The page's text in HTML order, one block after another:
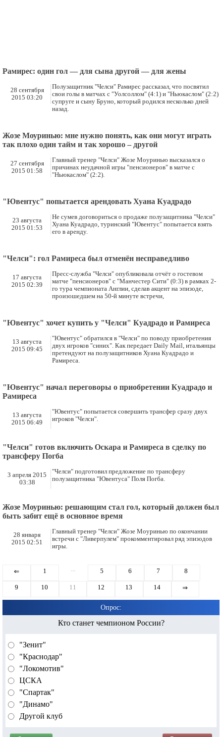
Рамирес: один гол — для сына другой — для жены
28 сентября
2015 03:20
Полузащитник "Челси" Рамирес рассказал, что посвятил
свои голы в матчах с "Уолсоллом" (4:1) и "Ньюкаслом" (2:2)
супруге и сыну Бруно, который родился несколько дней
назад.
Жозе Моуринью: мне нужно понять, как они могут играть
так плохо один тайм и так хорошо – другой
27 сентября
2015 01:58
Главный тренер "Челси" Жозе Моуринью высказался о
причинах неудачной игры "пенсионеров" в матче с
"Ньюкаслом" (2:2).
"Ювентус" попытается арендовать Хуана Куадрадо
23 августа
2015 01:53
Не сумев договориться о продаже полузащитника "Челси"
Хуана Куадрадо, туринский "Ювентус" попытается взять
его в аренду.
"Челси": гол Рамиреса был отменён несправедливо
17 августа
2015 02:39
Пресс-служба "Челси" опубликовала отчёт о гостевом
матче "пенсионеров" с "Манчестер Сити" (0:3) в рамках 2-
го тура чемпионата Англии, сделав акцент на эпизоде,
произошедшем на 50-й минуте встречи,
"Ювентус" хочет купить у "Челси" Куадрадо и Рамиреса
13 августа
2015 09:45
"Ювентус" обратился в "Челси" по поводу приобретения
двух игроков "синих". Как передает Daily Mail, итальянцы
претендуют на полузащитников Хуана Куадрадо и
Рамиреса.
"Ювентус" начал переговоры о приобретении Куадрадо и
Рамиреса
13 августа
2015 06:49
"Ювентус" попытается совершить трансфер сразу двух
игроков "Челси".
"Челси" готов включить Оскара и Рамиреса в сделку по
трансферу Погба
3 апреля 2015
03:38
"Челси" подготовил предложение по трансферу
полузащитника "Ювентуса" Поля Погба.
Жозе Моуринью: решающим стал гол, который должен был
быть забит ещё в основное время
28 января
2015 02:51
Главный тренер "Челси" Жозе Моуринью по окончании
встречи с "Ливерпулем" прокомментировал ряд эпизодов
игры.
⇐ 1 ... 5 6 7 8
9 10 11 12 13 14 ⇒
Опрос:
Кто станет чемпионом России?
"Зенит"
"Краснодар"
"Локомотив"
ЦСКА
"Спартак"
"Динамо"
Другой клуб